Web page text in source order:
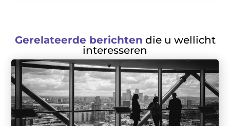
Gerelateerde berichten die u wellicht
interesseren